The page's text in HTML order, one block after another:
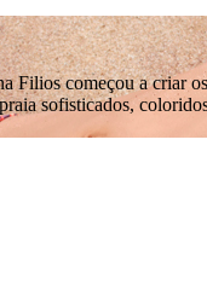
começou a criar
sofisticados,